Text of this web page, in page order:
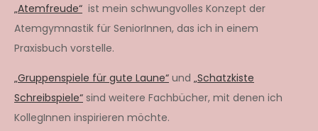
„Atemfreude“ ist mein schwungvolles Konzept der
Atemgymnastik für SeniorInnen, das ich in einem
Praxisbuch vorstelle.
„Gruppenspiele für gute Laune“ und „Schatzkiste
Schreibspiele“ sind weitere Fachbücher, mit denen ich
KollegInnen inspirieren möchte.